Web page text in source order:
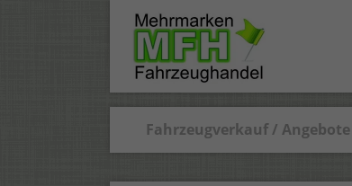
Fahrzeugverkauf / Angebote